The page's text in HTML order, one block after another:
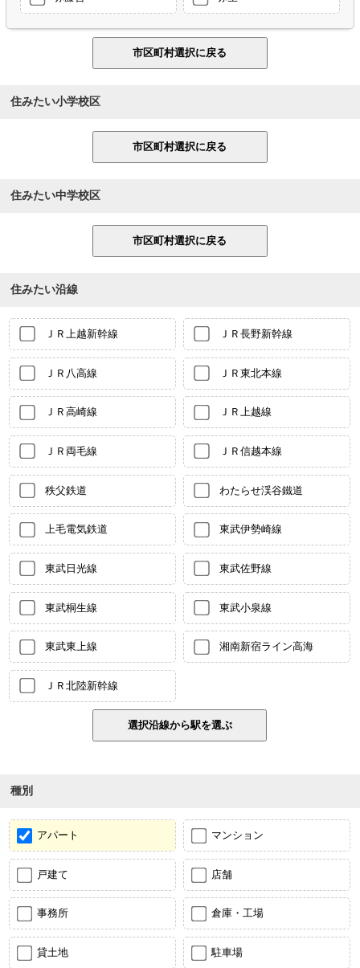
住みたい小学校区
住みたい中学校区
住みたい沿線
ＪＲ上越新幹線 ＪＲ長野新幹線
ＪＲ八高線 ＪＲ東北本線
ＪＲ高崎線 ＪＲ上越線
ＪＲ両毛線 ＪＲ信越本線
秩父鉄道 わたらせ渓谷鐵道
上毛電気鉄道 東武伊勢崎線
東武日光線 東武佐野線
東武桐生線 東武小泉線
東武東上線 湘南新宿ライン高海
ＪＲ北陸新幹線
種別
アパート マンション
戸建て 店舗
事務所 倉庫・工場
貸土地 駐車場